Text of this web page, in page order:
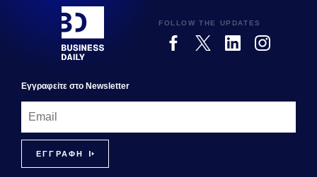
FOLLOW THE UPDATES
Εγγραφεiτε στο Newsletter